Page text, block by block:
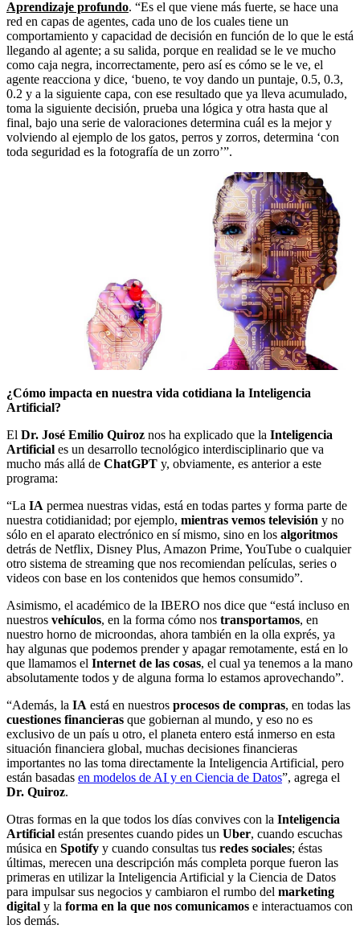
Aprendizaje profundo. “Es el que viene más fuerte, se hace una
red en capas de agentes, cada uno de los cuales tiene un
comportamiento y capacidad de decisión en función de lo que le está
llegando al agente; a su salida, porque en realidad se le ve mucho
como caja negra, incorrectamente, pero así es cómo se le ve, el
agente reacciona y dice, ‘bueno, te voy dando un puntaje, 0.5, 0.3,
0.2 y a la siguiente capa, con ese resultado que ya lleva acumulado,
toma la siguiente decisión, prueba una lógica y otra hasta que al
final, bajo una serie de valoraciones determina cuál es la mejor y
volviendo al ejemplo de los gatos, perros y zorros, determina ‘con
toda seguridad es la fotografía de un zorro’”.
¿Cómo impacta en nuestra vida cotidiana la Inteligencia
Artificial?
El Dr. José Emilio Quiroz nos ha explicado que la Inteligencia
Artificial es un desarrollo tecnológico interdisciplinario que va
mucho más allá de ChatGPT y, obviamente, es anterior a este
programa:
“La IA permea nuestras vidas, está en todas partes y forma parte de
nuestra cotidianidad; por ejemplo, mientras vemos televisión y no
sólo en el aparato electrónico en sí mismo, sino en los algoritmos
detrás de Netflix, Disney Plus, Amazon Prime, YouTube o cualquier
otro sistema de streaming que nos recomiendan películas, series o
videos con base en los contenidos que hemos consumido”.
Asimismo, el académico de la IBERO nos dice que “está incluso en
nuestros vehículos, en la forma cómo nos transportamos, en
nuestro horno de microondas, ahora también en la olla exprés, ya
hay algunas que podemos prender y apagar remotamente, está en lo
que llamamos el Internet de las cosas, el cual ya tenemos a la mano
absolutamente todos y de alguna forma lo estamos aprovechando”.
“Además, la IA está en nuestros procesos de compras, en todas las
cuestiones financieras que gobiernan al mundo, y eso no es
exclusivo de un país u otro, el planeta entero está inmerso en esta
situación financiera global, muchas decisiones financieras
importantes no las toma directamente la Inteligencia Artificial, pero
están basadas en modelos de AI y en Ciencia de Datos”, agrega el
Dr. Quiroz.
Otras formas en la que todos los días convives con la Inteligencia
Artificial están presentes cuando pides un Uber, cuando escuchas
música en Spotify y cuando consultas tus redes sociales; éstas
últimas, merecen una descripción más completa porque fueron las
primeras en utilizar la Inteligencia Artificial y la Ciencia de Datos
para impulsar sus negocios y cambiaron el rumbo del marketing
digital y la forma en la que nos comunicamos e interactuamos con
los demás.